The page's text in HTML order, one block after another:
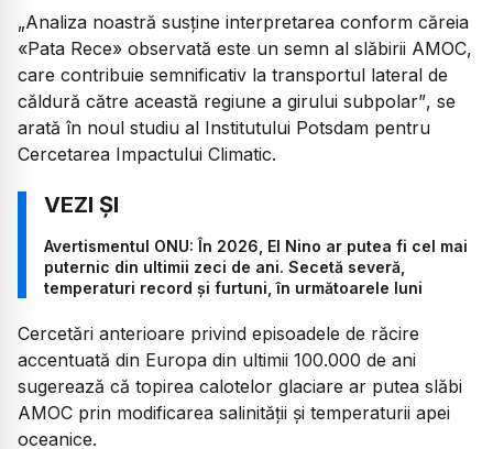
„Analiza noastră susține interpretarea conform căreia
«Pata Rece» observată este un semn al slăbirii AMOC,
care contribuie semnificativ la transportul lateral de
căldură către această regiune a girului subpolar”, se
arată în noul studiu al Institutului Potsdam pentru
Cercetarea Impactului Climatic.
Avertismentul ONU: În 2026, El Nino ar putea fi cel mai
puternic din ultimii zeci de ani. Secetă severă,
temperaturi record și furtuni, în următoarele luni
Cercetări anterioare privind episoadele de răcire
accentuată din Europa din ultimii 100.000 de ani
sugerează că topirea calotelor glaciare ar putea slăbi
AMOC prin modificarea salinității și temperaturii apei
oceanice.